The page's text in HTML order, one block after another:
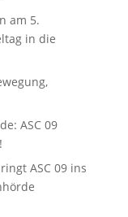
am 5.
in die
ASC 09
ASC 09 ins